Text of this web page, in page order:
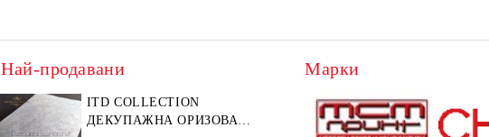
Най-продавани
ITD COLLECTION
ДЕКУПАЖНА ОРИЗОВА
Марки